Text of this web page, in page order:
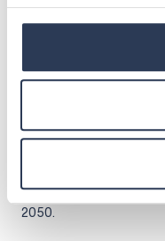
Science Based
organisation som gör
ambitiösa
klimatvetenskapen.
utsläppen globalt till
2050.